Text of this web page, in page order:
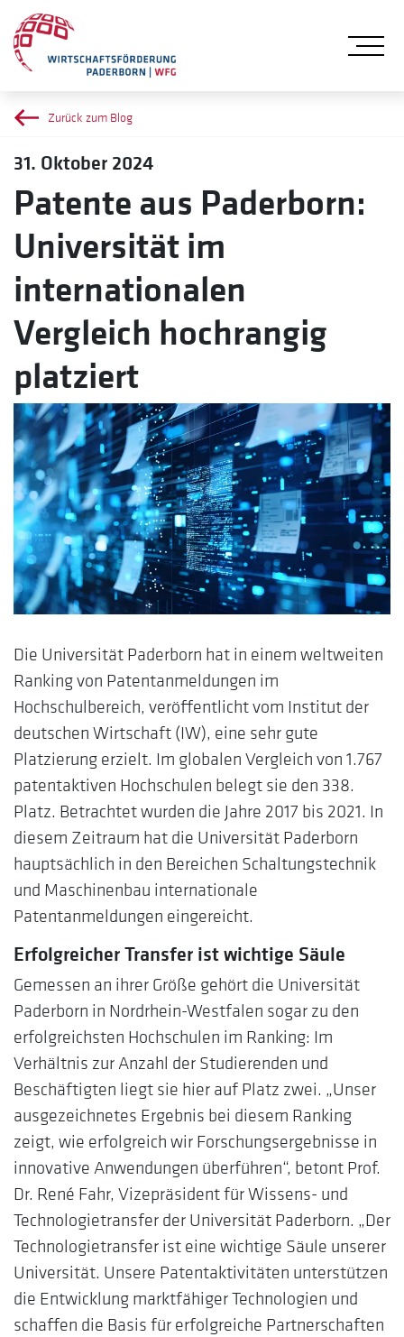
Zurück zum Blog
31. Oktober 2024
Patente aus Paderborn:
Universität im
internationalen
Vergleich hochrangig
platziert
Die Universität Paderborn hat in einem weltweiten
Ranking von Patentanmeldungen im
Hochschulbereich, veröffentlicht vom Institut der
deutschen Wirtschaft (IW), eine sehr gute
Platzierung erzielt. Im globalen Vergleich von 1.767
patentaktiven Hochschulen belegt sie den 338.
Platz. Betrachtet wurden die Jahre 2017 bis 2021. In
diesem Zeitraum hat die Universität Paderborn
hauptsächlich in den Bereichen Schaltungstechnik
und Maschinenbau internationale
Patentanmeldungen eingereicht.
Erfolgreicher Transfer ist wichtige Säule
Gemessen an ihrer Größe gehört die Universität
Paderborn in Nordrhein-Westfalen sogar zu den
erfolgreichsten Hochschulen im Ranking: Im
Verhältnis zur Anzahl der Studierenden und
Beschäftigten liegt sie hier auf Platz zwei. „Unser
ausgezeichnetes Ergebnis bei diesem Ranking
zeigt, wie erfolgreich wir Forschungsergebnisse in
innovative Anwendungen überführen“, betont Prof.
Dr. René Fahr, Vizepräsident für Wissens- und
Technologietransfer der Universität Paderborn. „Der
Technologietransfer ist eine wichtige Säule unserer
Universität. Unsere Patentaktivitäten unterstützen
die Entwicklung marktfähiger Technologien und
schaffen die Basis für erfolgreiche Partnerschaften